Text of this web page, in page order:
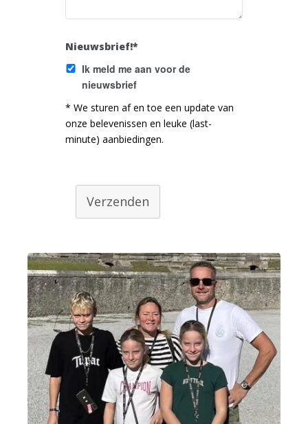
Nieuwsbrief!*
Ik meld me aan voor de
nieuwsbrief
* We sturen af en toe een update van
onze belevenissen en leuke (last-
minute) aanbiedingen.
Verzenden